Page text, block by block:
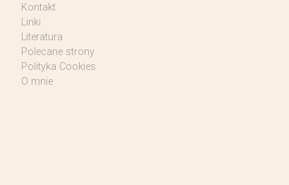
Kontakt
Linki
Literatura
Polecane strony
Polityka Cookies
O mnie